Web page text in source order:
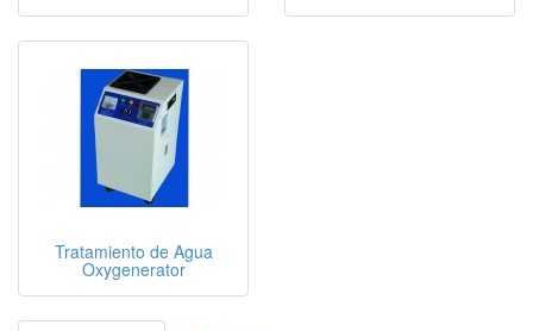
Tratamiento de Agua
Oxygenerator